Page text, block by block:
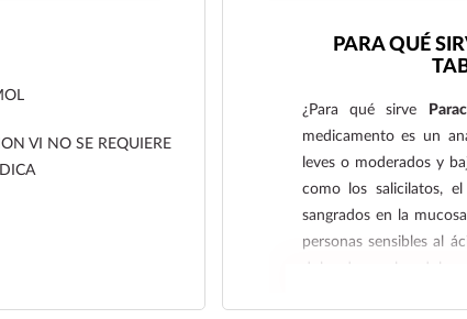
VI NO SE REQUIERE
PARA QUÉ
¿Para qué sirve
medicamento es un
leves o moderados y
como los salicilatos,
sangrados en la
personas sensibles al
dolor de muelas,
asociados al